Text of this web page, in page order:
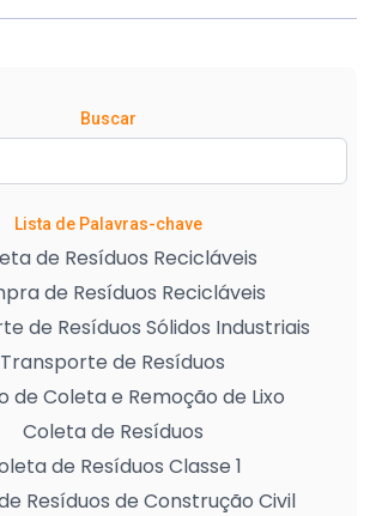
Buscar
Lista de Palavras-chave
de Resíduos Recicláveis
de Resíduos Recicláveis
de Resíduos Sólidos Industriais
Transporte de Resíduos
de Coleta e Remoção de Lixo
Coleta de Resíduos
de Resíduos Classe 1
Resíduos de Construção Civil